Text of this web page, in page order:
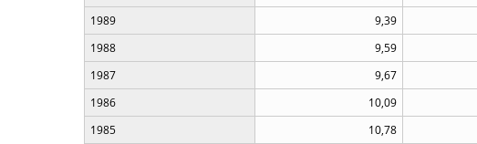
1989
9,39
1988
9,59
1987
9,67
1986
10,09
1985
10,78